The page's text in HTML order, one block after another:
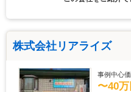
株式会社リアライズ
事例中心
〜40万